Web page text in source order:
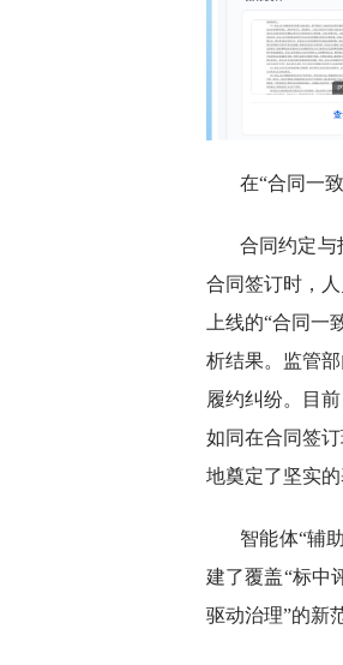
在“合同一
合同约定与
合同签订时，
上线的“合同
析结果。监管
履约纠纷。目
如同在合同签
地奠定了坚实的
智能体“辅
建了覆盖“标中
驱动治理”的新